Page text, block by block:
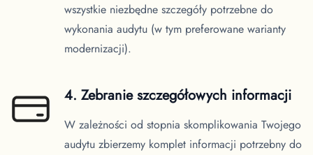
wszystkie niezbędne szczegóły potrzebne do
wykonania audytu (w tym preferowane warianty
modernizacji).
4. Zebranie szczegółowych informacji
W zależności od stopnia skomplikowania Twojego
audytu zbierzemy komplet informacji potrzebny do